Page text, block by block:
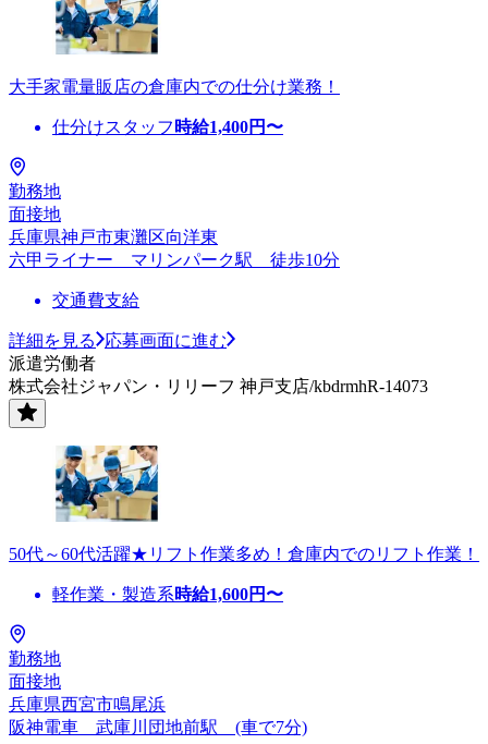
大手家電量販店の倉庫内での仕分け業務！
仕分けスタッフ 時給1,400円〜
勤務地
面接地
兵庫県神戸市東灘区向洋東
六甲ライナー マリンパーク駅 徒歩10分
交通費支給
詳細を見る
応募画面に進む
派遣労働者
株式会社ジャパン・リリーフ 神戸支店/kbdrmhR-14073
50代～60代活躍★リフト作業多め！倉庫内でのリフト作業！
軽作業・製造系時給1,600円〜
勤務地
面接地
兵庫県西宮市鳴尾浜
阪神電車 武庫川団地前駅 (車で7分)